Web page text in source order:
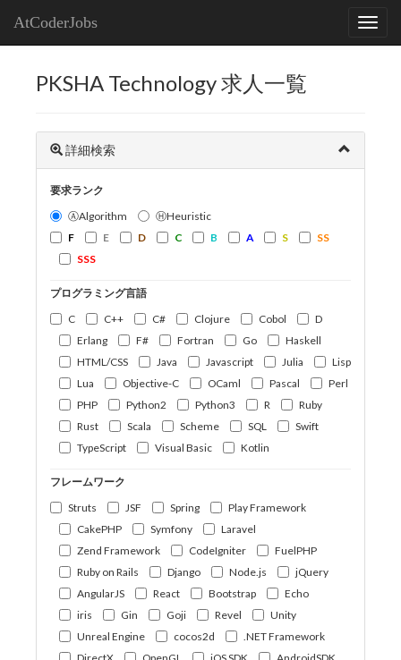
AtCoderJobs
PKSHA Technology 求人一覧
詳細検索
要求ランク
ⒶAlgorithm
ⒽHeuristic
F
E D C B A S
SS
SSS
プログラミング言語
C
C++ C# Clojure Cobol
D
Erlang
F# Fortran Go
Haskell
HTML/CSS
Java Javascript Julia
Lisp
Lua
Objective-C OCaml Pascal
Perl
PHP
Python2 Python3 R
Ruby
Rust
Scala Scheme SQL
Swift
TypeScript
Visual Basic Kotlin
フレームワーク
Struts
JSF Spring
Play Framework
CakePHP
Symfony
Laravel
Zend Framework
CodeIgniter
FuelPHP
Ruby on Rails
Django Node.js
jQuery
AngularJS
React Bootstrap
Echo
iris
Gin Goji Revel
Unity
Unreal Engine
cocos2d
.NET Framework